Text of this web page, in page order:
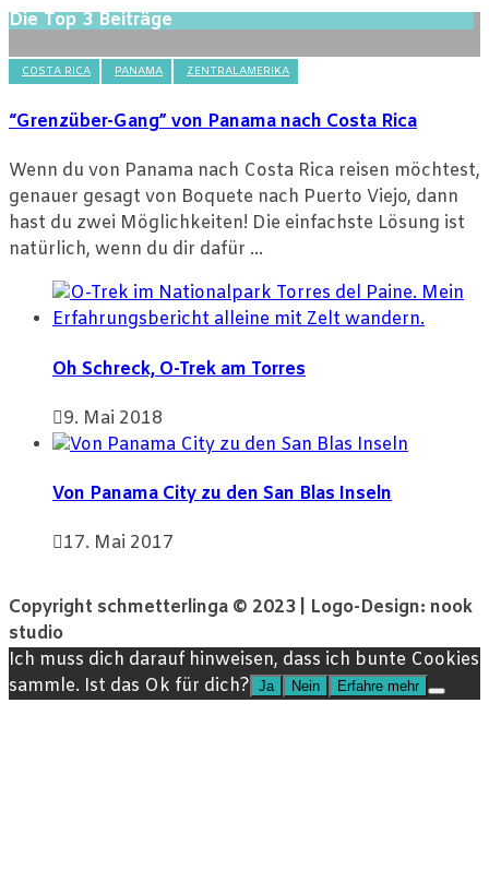
Die Top 3 Beiträge
COSTA RICA PANAMA ZENTRALAMERIKA
“Grenzüber-Gang” von Panama nach Costa Rica
Wenn du von Panama nach Costa Rica reisen möchtest,
genauer gesagt von Boquete nach Puerto Viejo, dann
hast du zwei Möglichkeiten! Die einfachste Lösung ist
natürlich, wenn du dir dafür ...
Oh Schreck, O-Trek am Torres
9. Mai 2018
Von Panama City zu den San Blas Inseln
17. Mai 2017
Copyright schmetterlinga © 2023 | Logo-Design: nook
studio
Ich muss dich darauf hinweisen, dass ich bunte Cookies
sammle. Ist das Ok für dich? Ja Nein Erfahre mehr